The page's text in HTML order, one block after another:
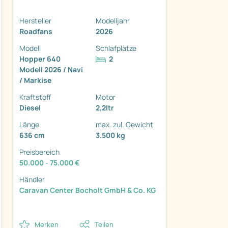
Hersteller
Roadfans
Modelljahr
2026
Modell
Hopper 640
Modell 2026 / Navi
/ Markise
Schlafplätze
2
Kraftstoff
Diesel
Motor
2,2ltr
Länge
636 cm
max. zul. Gewicht
3.500 kg
Preisbereich
50.000 - 75.000 €
Händler
Caravan Center Bocholt GmbH & Co. KG
Merken Teilen